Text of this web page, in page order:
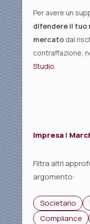
Per avere un
difendere il tuo
mercatodal
contraffazione,
Studio
Impresa|
Filtra altri
argomento:
Societario
Compliance